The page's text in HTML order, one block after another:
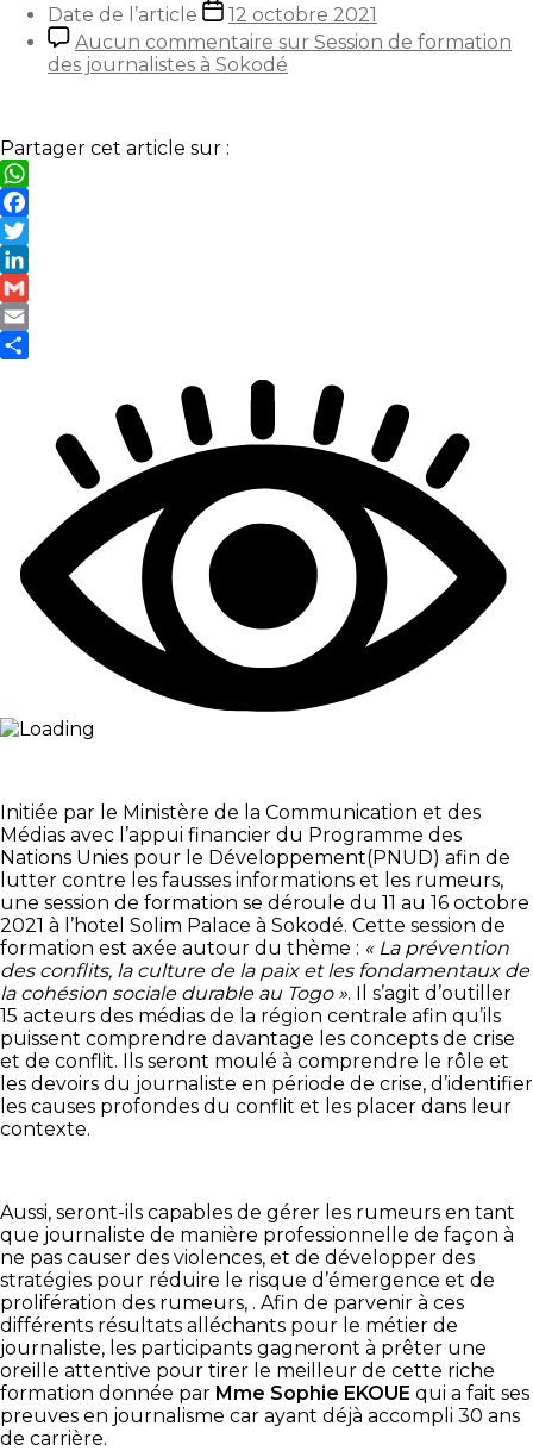
Date de l’article
12 octobre 2021
Aucun commentaire sur Session de formation
des journalistes à Sokodé
Partager cet article sur :
WhatsApp
Facebook
Twitter
LinkedIn
Gmail
Email
Initiée par le Ministère de la Communication et des
Médias avec l’appui financier du Programme des
Nations Unies pour le Développement(PNUD) afin de
lutter contre les fausses informations et les rumeurs,
une session de formation se déroule du 11 au 16 octobre
2021 à l’hotel Solim Palace à Sokodé. Cette session de
formation est axée autour du thème : « La prévention
des conflits, la culture de la paix et les fondamentaux de
la cohésion sociale durable au Togo ». Il s’agit d’outiller
15 acteurs des médias de la région centrale afin qu’ils
puissent comprendre davantage les concepts de crise
et de conflit. Ils seront moulé à comprendre le rôle et
les devoirs du journaliste en période de crise, d’identifier
les causes profondes du conflit et les placer dans leur
contexte.
Aussi, seront-ils capables de gérer les rumeurs en tant
que journaliste de manière professionnelle de façon à
ne pas causer des violences, et de développer des
stratégies pour réduire le risque d’émergence et de
prolifération des rumeurs, . Afin de parvenir à ces
différents résultats alléchants pour le métier de
journaliste, les participants gagneront à prêter une
oreille attentive pour tirer le meilleur de cette riche
formation donnée par Mme Sophie EKOUE qui a fait ses
preuves en journalisme car ayant déjà accompli 30 ans
de carrière.